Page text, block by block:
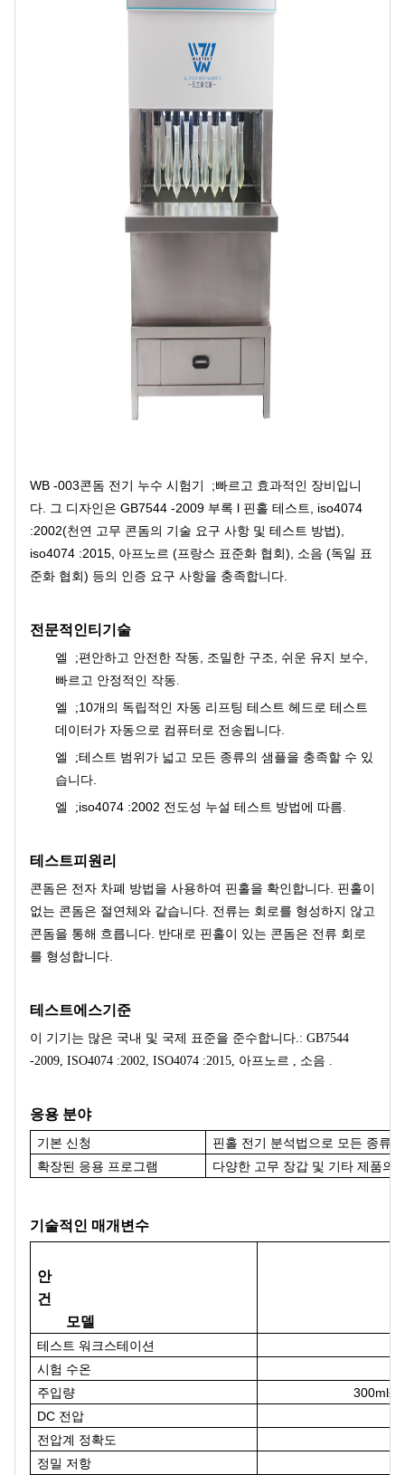
WB -003콘돔 전기 누수 시험기
;빠르고 효과적인 장비입니
다. 그 디자인은 GB7544 -2009 부록 l 핀홀 테스트, iso4074
:2002(천연 고무 콘돔의 기술 요구 사항 및 테스트 방법),
iso4074 :2015, 아프노르 (프랑스 표준화 협회), 소음 (독일 표
준화 협회) 등의 인증 요구 사항을 충족합니다.
전문적인티 기술
엘 ;편안하고 안전한 작동, 조밀한 구조, 쉬운 유지 보수,
빠르고 안정적인 작동.
엘 ;10개의 독립적인 자동 리프팅 테스트 헤드로 테스트
데이터가 자동으로 컴퓨터로 전송됩니다.
엘 ;테스트 범위가 넓고 모든 종류의 샘플을 충족할 수 있
습니다.
엘 ;iso4074 :2002 전도성 누설 테스트 방법에 따름.
테스트피 원리
콘돔은 전자 차폐 방법을 사용하여 핀홀을 확인합니다. 핀홀이
없는 콘돔은 절연체와 같습니다. 전류는 회로를 형성하지 않고
콘돔을 통해 흐릅니다. 반대로 핀홀이 있는 콘돔은 전류 회로
를 형성합니다.
테스트에스기준
이 기기는 많은 국내 및 국제 표준을 준수합니다. : GB7544
-2009, ISO4074 :2002, ISO4074 :2015, 아프노르 , 소음 .
응용 분야
기본 신청
핀홀 전기 분석법으로 모든 종류
확장된 응용 프로그램
다양한 고무 장갑 및 기타 제품의
기술적인 매개변수
안
건
모델
테스트 워크스테이션
시험 수온
주입량
DC 전압
전압계 정확도
정밀 저항